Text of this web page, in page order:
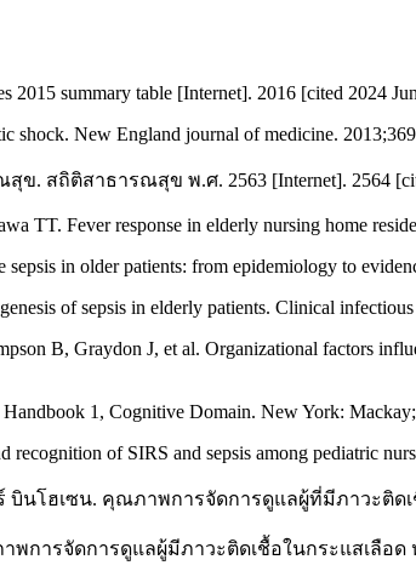
2015 summary table [Internet]. 2016 [cited 2024
shock. New England journal of medicine.
สถิติสาธารณสุข พ.ศ. 2563 [Internet]. 2564
TT. Fever response in elderly nursing home
in older patients: from epidemiology to
of sepsis in elderly patients. Clinical
B, Graydon J, et al. Organizational factors
1, Cognitive Domain. New York:
of SIRS and sepsis among pediatric
นโฮเซน. คุณภาพการจัดการดูแลผู้ที่มีภาวะติด
การจัดการดูแลผู้มีภาวะติดเชื้อในกระแสเลือ